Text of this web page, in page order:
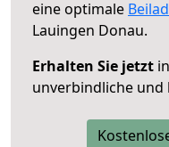
eine optimale
Lauingen Donau.
Erhalten Sie jetzt
unverbindliche